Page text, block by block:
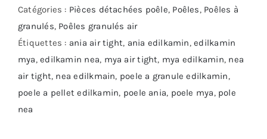
Tight
Edilkamin
Catégories : Pièces détachées poêle, Poêles, Poêles à
granulés, Poêles granulés air
Étiquettes : ania air tight, ania edilkamin,edilkamin
mya,edilkamin nea, mya air tight, mya edilkamin, nea
air tight, nea edilkmain, poele a granule edilkamin,
poele a pellet edilkamin, poele ania, poele mya, pole
nea